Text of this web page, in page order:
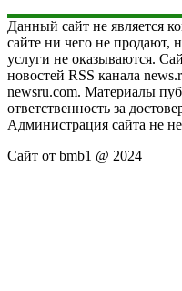
Данный сайт не является
сайте ни чего не продают,
услуги не оказываются.
новостей RSS канала
newsru.com. Материалы
ответственность за
Администрация сайта не
Сайт от bmb1 @ 2024